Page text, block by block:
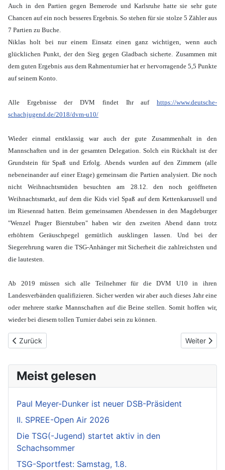
Auch in den Partien gegen Bemerode und Karlsruhe hatte sie sehr gute
Chancen auf ein noch besseres Ergebnis. So stehen für sie stolze 5 Zähler aus
7 Partien zu Buche.
Niklas holt bei nur einem Einsatz einen ganz wichtigen, wenn auch
glücklichen Punkt, der den Sieg gegen Gladbach sicherte. Zusammen mit
dem guten Ergebnis aus dem Rahmenturnier hat er hervorragende 5,5 Punkte
auf seinem Konto.
Alle Ergebnisse der DVM findet Ihr auf https://www.deutsche-
schachjugend.de/2018/dvm-u10/
Wieder einmal erstklassig war auch der gute Zusammenhalt in den
Mannschaften und in der gesamten Delegation. Solch ein Rückhalt ist der
Grundstein für Spaß und Erfolg. Abends wurden auf den Zimmern (alle
nebeneinander auf einer Etage) gemeinsam die Partien analysiert. Die noch
nicht Weihnachtsmüden besuchten am 28.12. den noch geöffneten
Weihnachtsmarkt, auf dem die Kids viel Spaß auf dem Kettenkarussell und
im Riesenrad hatten. Beim gemeinsamen Abendessen in den Magdeburger
"Wenzel Prager Bierstuben" haben wir den zweiten Abend dann trotz
erhöhtem Geräuschpegel gemütlich ausklingen lassen. Und bei der
Siegerehrung waren die TSG-Anhänger mit Sicherheit die zahlreichsten und
die lautesten.
Ab 2019 müssen sich alle Teilnehmer für die DVM U10 in ihren
Landesverbänden qualifizieren. Sicher werden wir aber auch dieses Jahr eine
oder mehrere starke Mannschaften auf die Beine stellen. Somit hoffen wir,
wieder bei diesem tollen Turnier dabei sein zu können.
Vorheriger Beitrag: DVM-Nachlese in Bildern
Zurück Nächster
Weiter
Meist gelesen
Paul Meyer-Dunker ist neuer DSB-Präsident
II. SPREE-Open Air 2026
Die TSG(-Jugend) startet aktiv in den
Schachsommer
TSG-Sportfest: Samstag, 1.8.